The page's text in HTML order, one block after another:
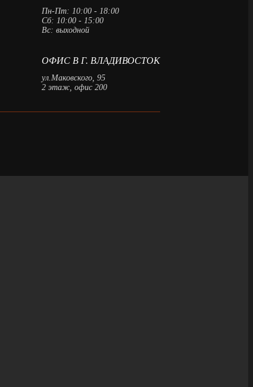
Пн-Пт: 10:00 - 18:00
Сб: 10:00 - 15:00
Вс: выходной
ОФИС В Г. ВЛАДИВОСТОК
ул.Маковского, 95
2 этаж, офис 200